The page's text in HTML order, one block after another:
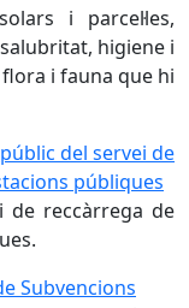
i parcel·les,
higiene i
i fauna que hi
del servei de
públiques
de reccàrrega de
Subvencions